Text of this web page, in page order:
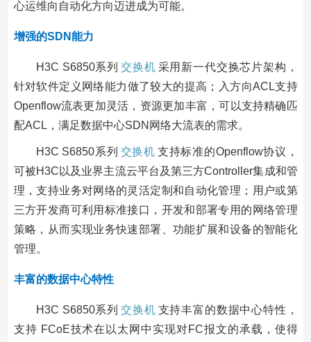
心运维向自动化方向迈进成为可能。
增强的SDN能力
H3C S6850系列 交换机 采用新一代交换芯片架构，
针对软件定义网络能力做了较大的提高；入方向ACL支持
Openflow流表更加灵活，资源更加丰富，可以支持精确匹
配ACL，满足数据中心SDN网络大流表的需求。
H3C S6850系列 交换机 支持标准的Openflow协议，
可被H3C以及业界主流云平台及第三方Controller集成和管
理，支持业务对网络的灵活定制和自动化管理；用户或第
三方开发商可利用标准接口，开发和部署专用的网络管理
策略，从而实现业务快速部署、功能扩展和设备的智能化
管理。
丰富的数据中心特性
H3C S6850系列 交换机 支持丰富的数据中心特性，
支持 FCoE技术在以太网中实现对FC报文的承载，使得